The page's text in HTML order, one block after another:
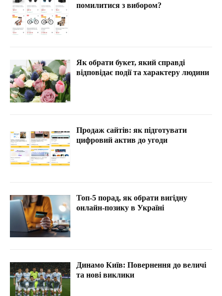
помилитися з вибором?
Як обрати букет, який справді
відповідає події та характеру людини
Продаж сайтів: як підготувати
цифровий актив до угоди
Топ-5 порад, як обрати вигідну
онлайн-позику в Україні
Динамо Київ: Повернення до величі
та нові виклики